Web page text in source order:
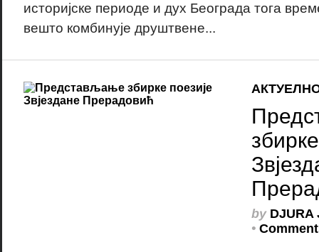
историјске периоде и дух Београда тога
вешто комбинује друштвене...
by DJURA
•